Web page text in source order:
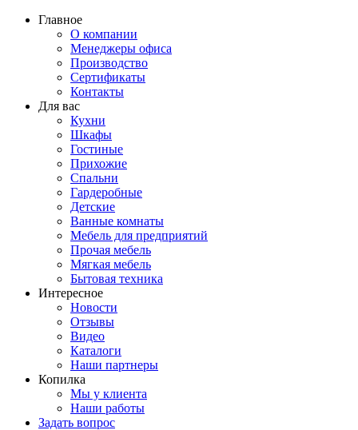
Главное
О компании
Менеджеры офиса
Производство
Сертификаты
Контакты
Для вас
Кухни
Шкафы
Гостиные
Прихожие
Спальни
Гардеробные
Детские
Ванные комнаты
Мебель для предприятий
Прочая мебель
Мягкая мебель
Бытовая техника
Интересное
Новости
Отзывы
Видео
Каталоги
Наши партнеры
Копилка
Мы у клиента
Наши работы
Задать вопрос